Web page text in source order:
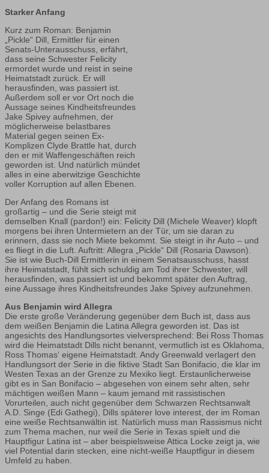
Starker Anfang
Kurz zum Roman: Benjamin
„Pickle“ Dill, Ermittler für einen
Senats-Unterausschuss, erfährt,
dass seine Schwester Felicity
ermordet wurde und reist in seine
Heimatstadt zurück. Er will
herausfinden, was passiert ist.
Außerdem soll er vor Ort noch die
Aussage seines Kindheitsfreundes
Jake Spivey aufnehmen, der
möglicherweise belastbares
Material gegen seinen Ex-
Komplizen Clyde Brattle hat, durch
den er mit Waffengeschäften reich
geworden ist. Und natürlich mündet
alles in eine aberwitzige Geschichte
voller Korruption auf allen Ebenen.
Der Anfang des Romans ist
großartig – und die Serie steigt mit
demselben Knall (pardon!) ein: Felicity Dill (Michele Weaver) klopft
morgens bei ihren Untermietern an der Tür, um sie daran zu
erinnern, dass sie noch Miete bekommt. Sie steigt in ihr Auto – und
es fliegt in die Luft. Auftritt: Allegra „Pickle“ Dill (Rosaria Dawson).
Sie ist wie Buch-Dill Ermittlerin in einem Senatsausschuss, hasst
ihre Heimatstadt, fühlt sich schuldig am Tod ihrer Schwester, will
herausfinden, was passiert ist und bekommt später den Auftrag,
eine Aussage ihres Kindheitsfreundes Jake Spivey aufzunehmen.
Aus Benjamin wird Allegra
Die erste große Veränderung gegenüber dem Buch ist, dass aus
dem weißen Benjamin die Latina Allegra geworden ist. Das ist
angesichts des Handlungsortes vielversprechend: Bei Ross Thomas
wird die Heimatstadt Dills nicht benannt, vermutlich ist es Oklahoma,
Ross Thomas‘ eigene Heimatstadt. Andy Greenwald verlagert den
Handlungsort der Serie in die fiktive Stadt San Bonifacio, die klar im
Westen Texas an der Grenze zu Mexiko liegt. Erstaunlicherweise
gibt es in San Bonifacio – abgesehen von einem sehr alten, sehr
mächtigen weißen Mann – kaum jemand mit rassistischen
Vorurteilen, auch nicht gegenüber dem Schwarzen Rechtsanwalt
A.D. Singe (Edi Gathegi), Dills späterer love interest, der im Roman
eine weiße Rechtsanwältin ist. Natürlich muss man Rassismus nicht
zum Thema machen, nur weil die Serie in Texas spielt und die
Hauptfigur Latina ist – aber beispielsweise Attica Locke zeigt ja, wie
viel Potential darin stecken, eine nicht-weiße Hauptfigur in diesem
Umfeld zu haben.